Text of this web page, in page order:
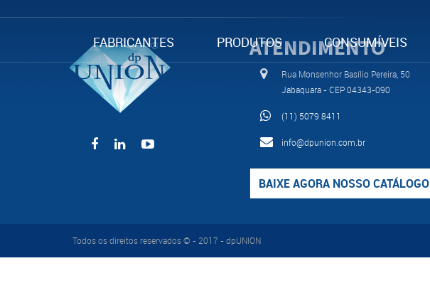
FABRICANTES PRODUTOS CONSUMÍVEIS
ATENDIMENTO
Rua Monsenhor Basílio Pereira, 50
Jabaquara - CEP 04343-090
(11) 5079 8411
info@dpunion.com.br
BAIXE AGORA NOSSO CATÁLOGO
Todos os direitos reservados © - 2017 - dpUNION